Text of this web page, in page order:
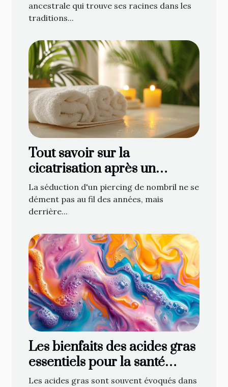
ancestrale qui trouve ses racines dans les
traditions...
Tout savoir sur la
cicatrisation après un
piercing de nombril
La séduction d'un piercing de nombril ne se
dément pas au fil des années, mais
derrière...
Les bienfaits des acides gras
essentiels pour la santé
globale
Les acides gras sont souvent évoqués dans